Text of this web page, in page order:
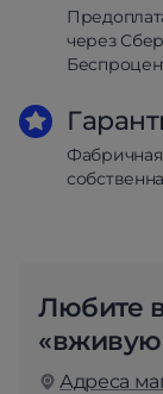
через
Любите
Адреса